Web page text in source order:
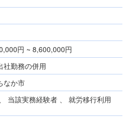
円 ~ 8,600,000円
社勤務の併用
なか市
当該実務経験者 、 就労移行利用